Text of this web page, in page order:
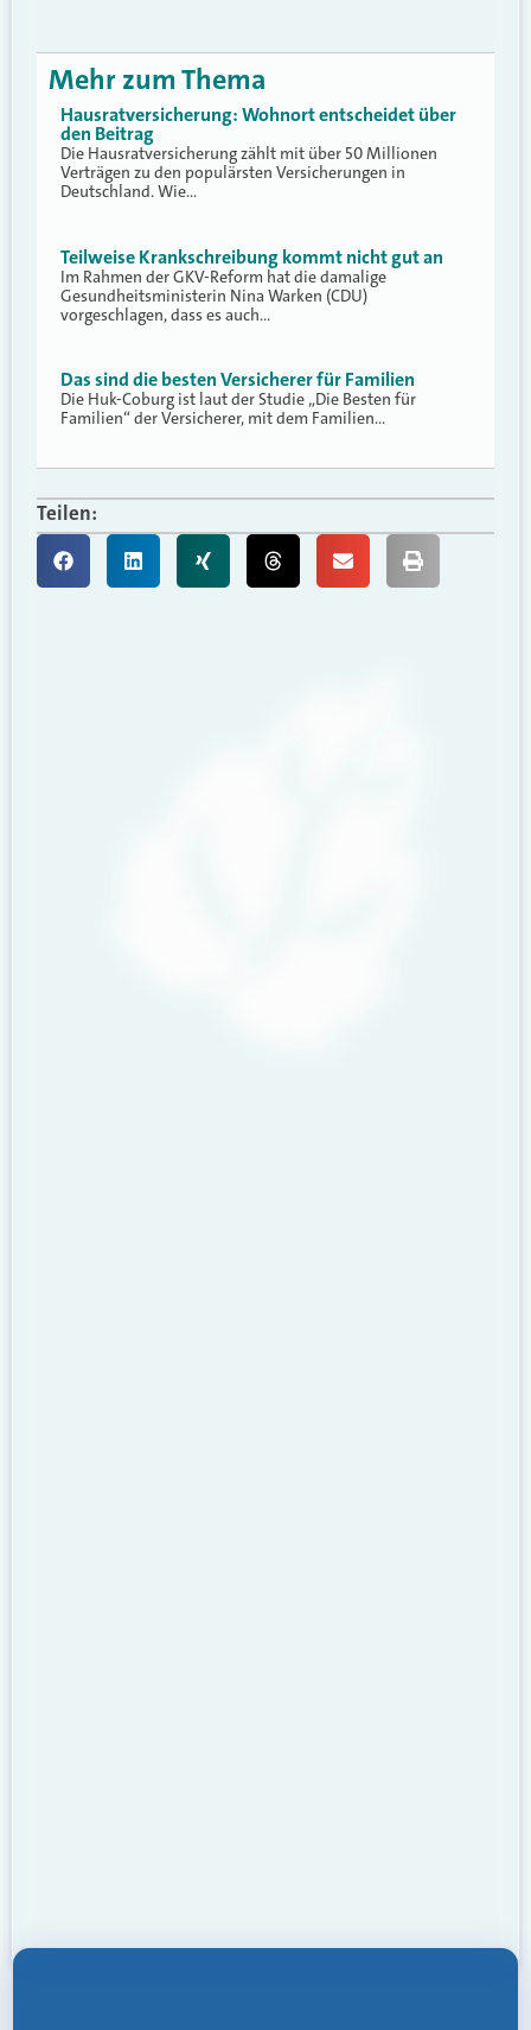
Mehr zum Thema
Hausratversicherung: Wohnort entscheidet über
den Beitrag
Die Hausratversicherung zählt mit über 50 Millionen
Verträgen zu den populärsten Versicherungen in
Deutschland. Wie…
Teilweise Krankschreibung kommt nicht gut an
Im Rahmen der GKV-Reform hat die damalige
Gesundheitsministerin Nina Warken (CDU)
vorgeschlagen, dass es auch…
Das sind die besten Versicherer für Familien
Die Huk-Coburg ist laut der Studie „Die Besten für
Familien“ der Versicherer, mit dem Familien…
Teilen: